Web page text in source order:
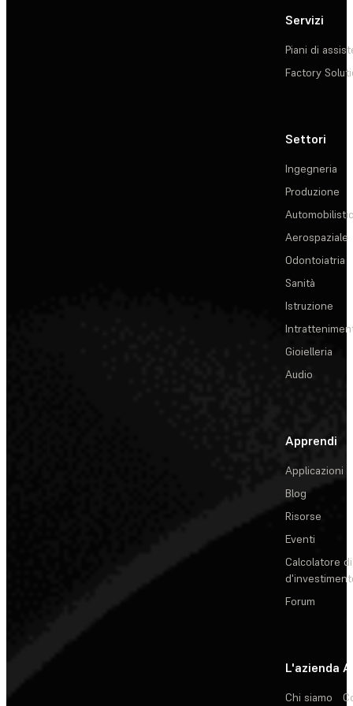
Servizi
Piani di
Factory
Settori
Ingegneria
Produzione
Aerospaziale
Odontoiatria
Sanità
Istruzione
Gioielleria
Audio
Apprendi
Applicazioni
Blog
Risorse
Eventi
Calcolatore
Forum
L'azienda
Chi siamo